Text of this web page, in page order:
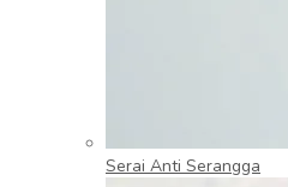
Serai Anti Serangga